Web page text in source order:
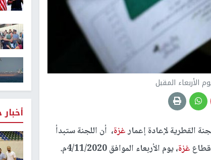
الأربعاء المقبل
القطرية لإعادة إعمارغزة، أن اللجنة ستبدأ
غزة، يوم الأربعاء الموافق 4/11/2020م.